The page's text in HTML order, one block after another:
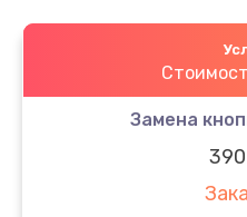
Замена